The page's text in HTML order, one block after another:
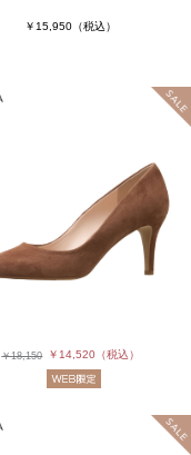
￥15,950 （税込）
￥18,150 ￥14,520 （税込）